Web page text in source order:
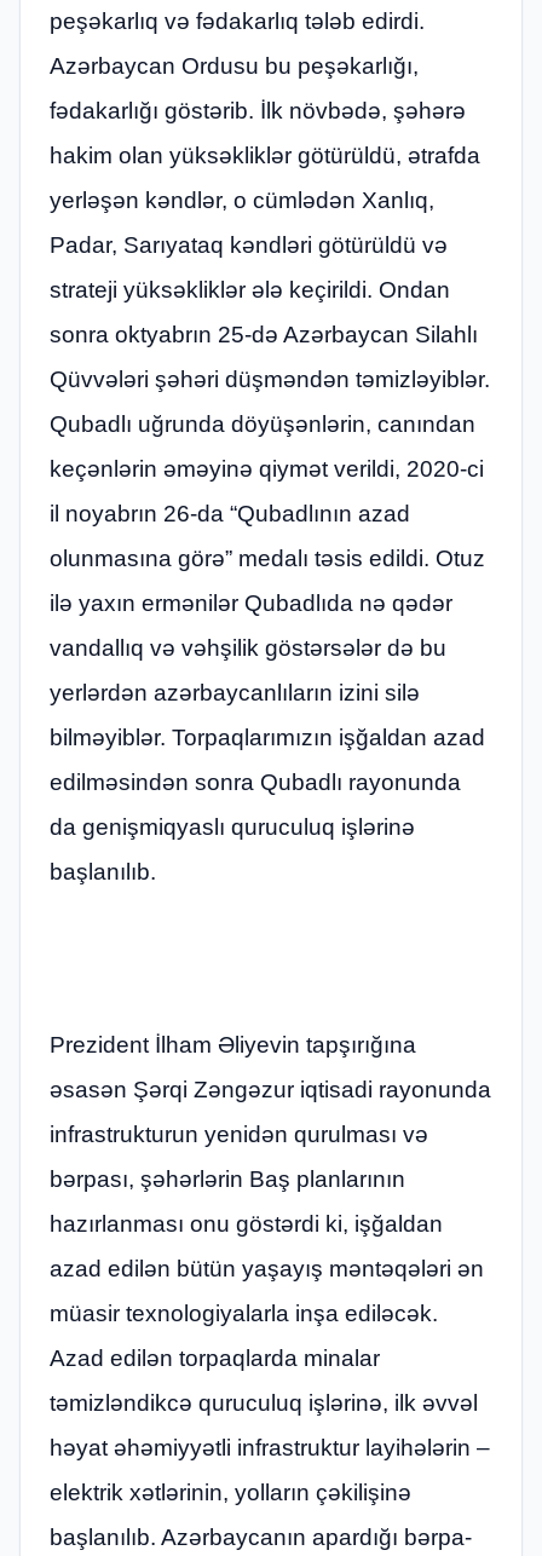
peşəkarlıq və fədakarlıq tələb edirdi.
Azərbaycan Ordusu bu peşəkarlığı,
fədakarlığı göstərib. İlk növbədə, şəhərə
hakim olan yüksəkliklər götürüldü, ətrafda
yerləşən kəndlər, o cümlədən Xanlıq,
Padar, Sarıyataq kəndləri götürüldü və
strateji yüksəkliklər ələ keçirildi. Ondan
sonra oktyabrın 25-də Azərbaycan Silahlı
Qüvvələri şəhəri düşməndən təmizləyiblər.
Qubadlı uğrunda döyüşənlərin, canından
keçənlərin əməyinə qiymət verildi, 2020-ci
il noyabrın 26-da “Qubadlının azad
olunmasına görə” medalı təsis edildi. Otuz
ilə yaxın ermənilər Qubadlıda nə qədər
vandallıq və vəhşilik göstərsələr də bu
yerlərdən azərbaycanlıların izini silə
bilməyiblər. Torpaqlarımızın işğaldan azad
edilməsindən sonra Qubadlı rayonunda
da genişmiqyaslı quruculuq işlərinə
başlanılıb.
Prezident İlham Əliyevin tapşırığına
əsasən Şərqi Zəngəzur iqtisadi rayonunda
infrastrukturun yenidən qurulması və
bərpası, şəhərlərin Baş planlarının
hazırlanması onu göstərdi ki, işğaldan
azad edilən bütün yaşayış məntəqələri ən
müasir texnologiyalarla inşa ediləcək.
Azad edilən torpaqlarda minalar
təmizləndikcə quruculuq işlərinə, ilk əvvəl
həyat əhəmiyyətli infrastruktur layihələrin –
elektrik xətlərinin, yolların çəkilişinə
başlanılıb. Azərbaycanın apardığı bərpa-